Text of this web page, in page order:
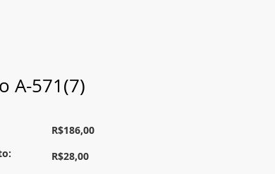
A-571(7)
R$186,00
R$28,00